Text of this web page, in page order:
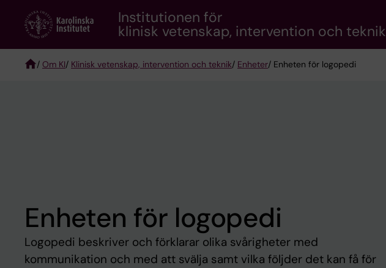
content
Institutionen för
klinisk vetenskap, intervention och teknik
/ Om KI/ Klinisk vetenskap, intervention och teknik/ Enheter/ Enheten för logopedi
Enheten för logopedi
Logopedi beskriver och förklarar olika svårigheter med
kommunikation och med att svälja samt vilka följder det kan få för